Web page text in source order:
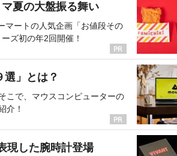
夏の大盤振る舞い
マートの人気企画「お値段その
ズ初の年2回開催！
選」とは？
こで、マウスコンピューターの
介！
現した腕時計登場